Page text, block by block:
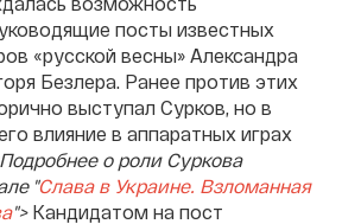
посты известных
«русской весны» Александра
Безлера. Ранее против этих
выступал Сурков, но в
влияние в аппаратных играх
о роли Суркова
"Слава в Украине. Взломанная
">Кандидатом на пост